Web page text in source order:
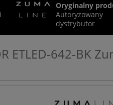
Oryginalny
Autoryzowany
dystrybutor
ETLED-642-BK